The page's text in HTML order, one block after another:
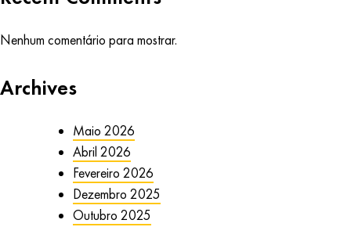
Nenhum comentário para mostrar.
Archives
Maio 2026
Abril 2026
Fevereiro 2026
Dezembro 2025
Outubro 2025